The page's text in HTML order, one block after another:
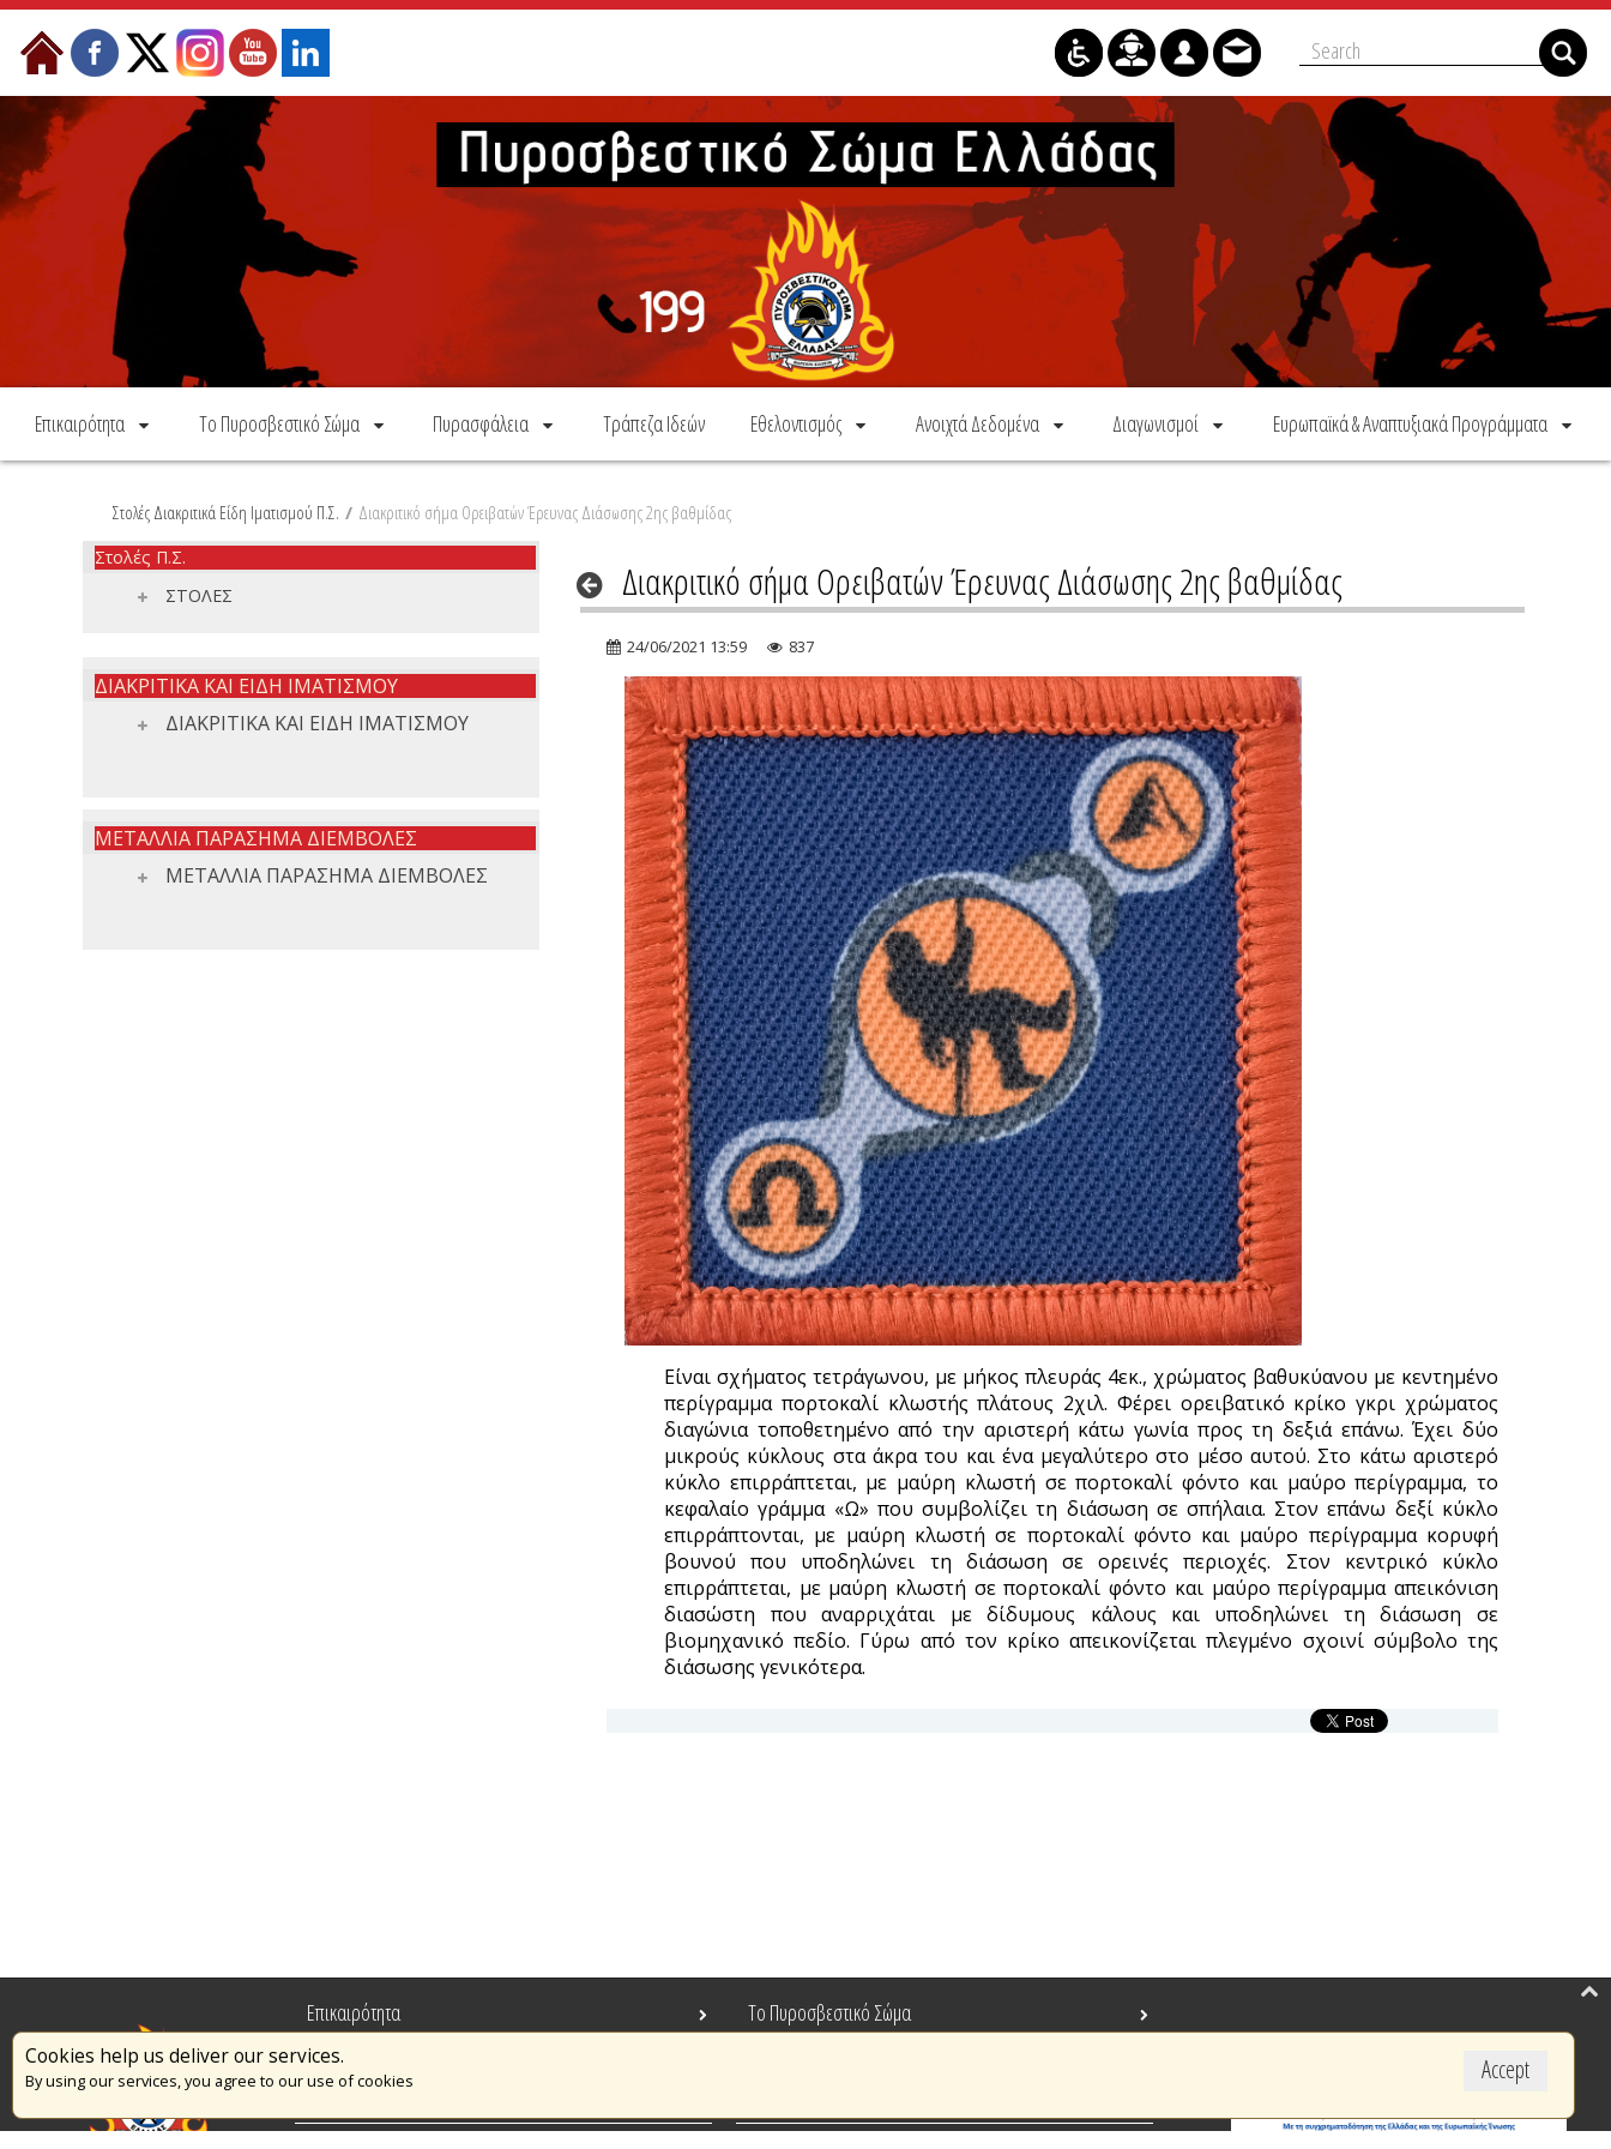
Skip to Content
Επικαιρότητα Το Πυροσβεστικό Σώμα Πυρασφάλεια Τράπεζα Ιδεών Εθελοντισμός Ανοιχτά Δεδομένα Διαγωνισμοί Ευρωπαϊκά & Αναπτυξιακά Προγράμματα
Στολές Διακριτικά Είδη Ιματισμού Π.Σ. / Διακριτικό σήμα Ορειβατών Έρευνας Διάσωσης 2ης βαθμίδας
Στολές Π.Σ.
ΣΤΟΛΕΣ
ΔΙΑΚΡΙΤΙΚΑ ΚΑΙ ΕΙΔΗ ΙΜΑΤΙΣΜΟΥ
ΔΙΑΚΡΙΤΙΚΑ ΚΑΙ ΕΙΔΗ ΙΜΑΤΙΣΜΟΥ
ΜΕΤΑΛΛΙΑ ΠΑΡΑΣΗΜΑ ΔΙΕΜΒΟΛΕΣ
ΜΕΤΑΛΛΙΑ ΠΑΡΑΣΗΜΑ ΔΙΕΜΒΟΛΕΣ
Διακριτικό σήμα Ορειβατών Έρευνας Διάσωσης 2ης βαθμίδας
24/06/2021 13:59 837
Είναι σχήματος τετράγωνου, με μήκος πλευράς 4εκ., χρώματος βαθυκύανου με κεντημένο
περίγραμμα πορτοκαλί κλωστής πλάτους 2χιλ. Φέρει ορειβατικό κρίκο γκρι χρώματος
διαγώνια τοποθετημένο από την αριστερή κάτω γωνία προς τη δεξιά επάνω. Έχει δύο
μικρούς κύκλους στα άκρα του και ένα μεγαλύτερο στο μέσο αυτού. Στο κάτω αριστερό
κύκλο επιρράπτεται, με μαύρη κλωστή σε πορτοκαλί φόντο και μαύρο περίγραμμα, το
κεφαλαίο γράμμα «Ω» που συμβολίζει τη διάσωση σε σπήλαια. Στον επάνω δεξί κύκλο
επιρράπτονται, με μαύρη κλωστή σε πορτοκαλί φόντο και μαύρο περίγραμμα κορυφή
βουνού που υποδηλώνει τη διάσωση σε ορεινές περιοχές. Στον κεντρικό κύκλο
επιρράπτεται, με μαύρη κλωστή σε πορτοκαλί φόντο και μαύρο περίγραμμα απεικόνιση
διασώστη που αναρριχάται με δίδυμους κάλους και υποδηλώνει τη διάσωση σε
βιομηχανικό πεδίο. Γύρω από τον κρίκο απεικονίζεται πλεγμένο σχοινί σύμβολο της
διάσωσης γενικότερα.
Accept
Cookies help us deliver our services.
By using our services, you agree to our use of cookies
Επικαιρότητα
Το Πυροσβεστικό Σώμα
Πυρασφάλεια